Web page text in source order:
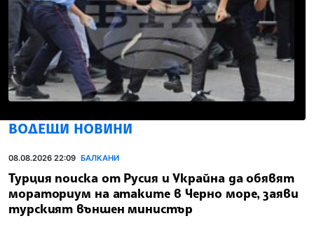
ВОДЕЩИ НОВИНИ
08.08.2026 22:09 БАЛКАНИ
Турция поиска от Русия и Украйна да обявят
мораториум на атаките в Черно море, заяви
турският външен министър